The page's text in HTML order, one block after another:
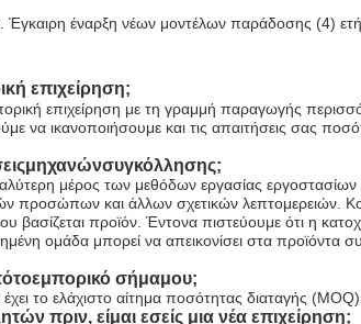
έναρξη νέων μοντέλων παράδοσης (4)
επιχείρηση;
επιχείρηση με τη γραμμή παραγωγής
να ικανοποιήσουμε και τις απαιτήσεις σας
μέρος των μεθόδων εργασίας
προσώπων και άλλων σχετικών λεπτομερειών.
προϊόν. Έντονα πιστεύουμε ότι η
ομάδα μπορεί να απεικονίσει στα προϊόντα
σήμαμου;
το ελάχιστο αίτημα ποσότητας διαταγής (MOQ).
πριν, είμαι εσείς μια νέα επιχείρηση;